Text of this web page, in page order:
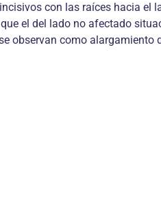
con las raíces hacia el
el del lado no afectado
observan como alargamiento